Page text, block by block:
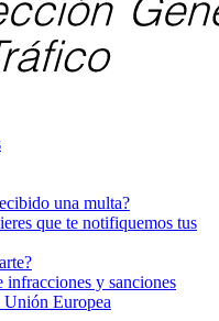
una multa?
que te notifiquemos tus
infracciones y sanciones
Europea